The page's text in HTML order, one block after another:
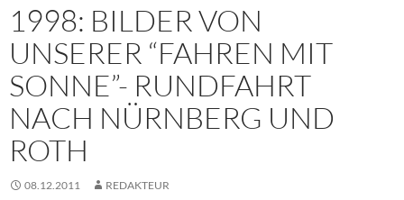
1998: BILDER VON
UNSERER “FAHREN MIT
SONNE”- RUNDFAHRT
NACH NÜRNBERG UND
ROTH
08.12.2011 REDAKTEUR